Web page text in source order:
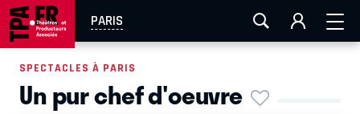
PARIS
AIX-MARSEILLE LA ROCHELLE
EN TOURNÉE
SPECTACLES À PARIS
Un pur chef d'oeuvre